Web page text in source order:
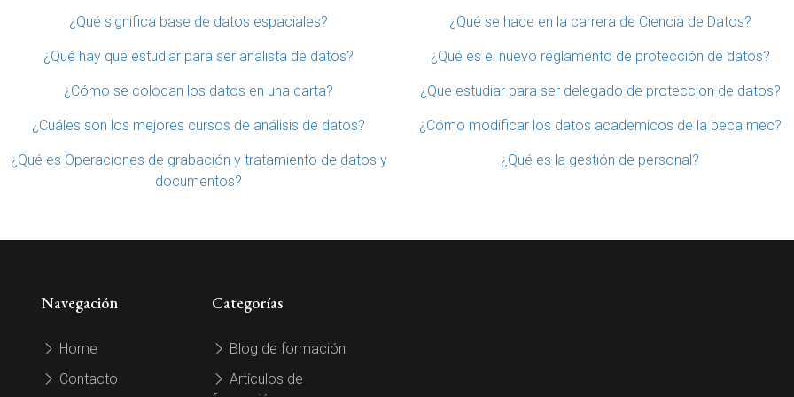
¿Qué significa base de datos espaciales? ¿Qué se hace en la carrera de Ciencia de Datos?
¿Qué hay que estudiar para ser analista de datos? ¿Qué es el nuevo reglamento de protección de datos?
¿Cómo se colocan los datos en una carta? ¿Que estudiar para ser delegado de proteccion de datos?
¿Cuáles son los mejores cursos de análisis de datos? ¿Cómo modificar los datos academicos de la beca mec?
¿Qué es Operaciones de grabación y tratamiento de datos y
documentos?
¿Qué es la gestión de personal?
Navegación
Home
Contacto
Categorías
Blog de formación
Artículos de